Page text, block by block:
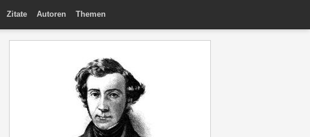
Zitate Autoren Themen